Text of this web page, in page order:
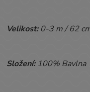
Velikost:0-3 m / 62
Složení: 100% Bavlna